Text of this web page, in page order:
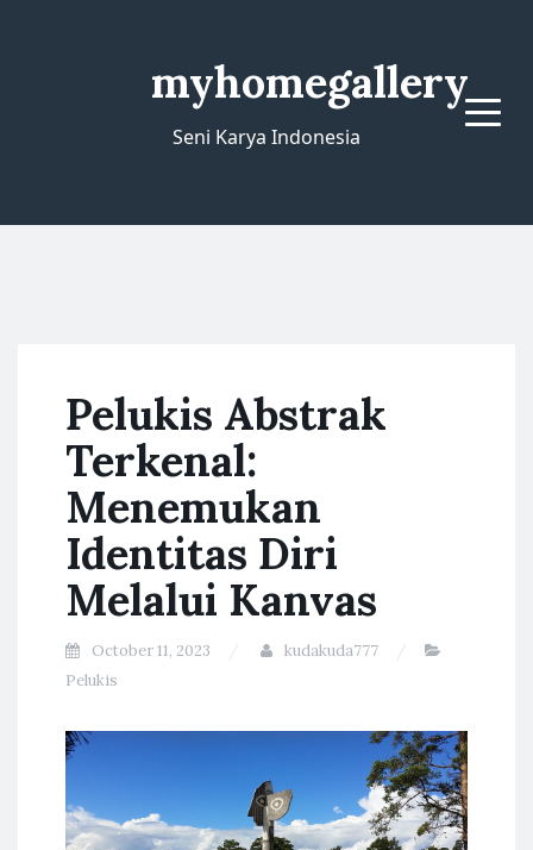
myhomegallery
Seni Karya Indonesia
Menu
Pelukis Abstrak
Terkenal:
Menemukan
Identitas Diri
Melalui Kanvas
October 11, 2023
kudakuda777
Pelukis